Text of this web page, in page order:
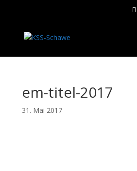
em-titel-2017
31. Mai 2017